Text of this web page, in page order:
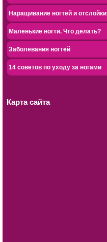
Наращивание ногтей и отслойки
Маленькие ногти. Что делать?
Заболевания ногтей
14 советов по уходу за ногами
Карта сайта